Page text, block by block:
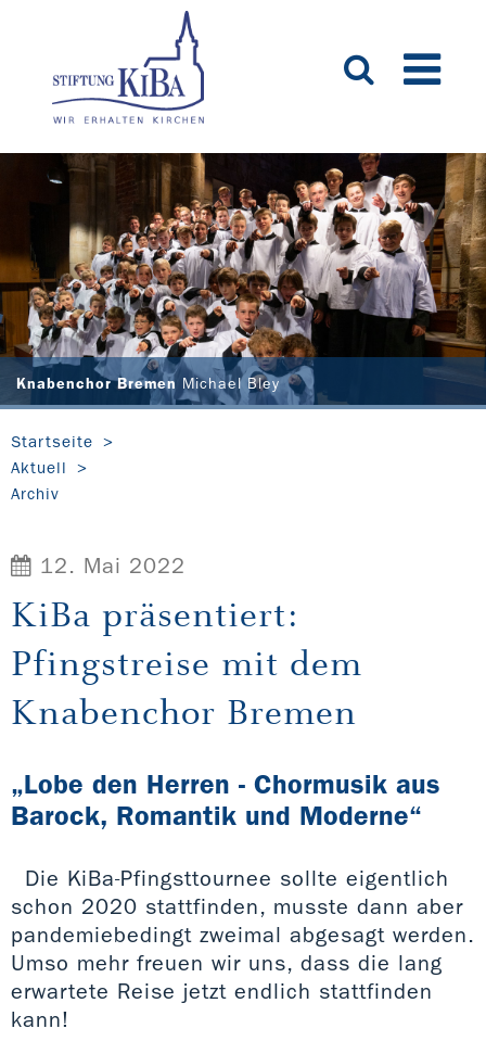
Knabenchor Bremen Michael Bley
Startseite
Aktuell
Archiv
12. Mai 2022
KiBa präsentiert:
Pfingstreise mit dem
Knabenchor Bremen
„Lobe den Herren - Chormusik aus
Barock, Romantik und Moderne“
Die KiBa-Pfingsttournee sollte eigentlich
schon 2020 stattfinden, musste dann aber
pandemiebedingt zweimal abgesagt werden.
Umso mehr freuen wir uns, dass die lang
erwartete Reise jetzt endlich stattfinden
kann!